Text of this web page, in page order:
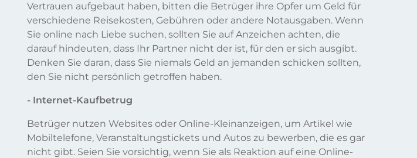
Vertrauen aufgebaut haben, bitten die Betrüger ihre Opfer um Geld für
verschiedene Reisekosten, Gebühren oder andere Notausgaben. Wenn
Sie online nach Liebe suchen, sollten Sie auf Anzeichen achten, die
darauf hindeuten, dass Ihr Partner nicht der ist, für den er sich ausgibt.
Denken Sie daran, dass Sie niemals Geld an jemanden schicken sollten,
den Sie nicht persönlich getroffen haben.
- Internet-Kaufbetrug
Betrüger nutzen Websites oder Online-Kleinanzeigen, um Artikel wie
Mobiltelefone, Veranstaltungstickets und Autos zu bewerben, die es gar
nicht gibt. Seien Sie vorsichtig, wenn Sie als Reaktion auf eine Online-